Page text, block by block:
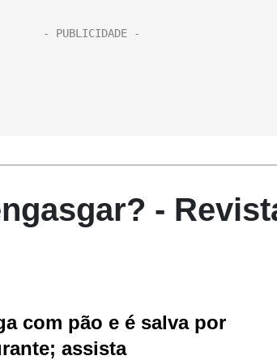
-
com pão e é salva por
assista